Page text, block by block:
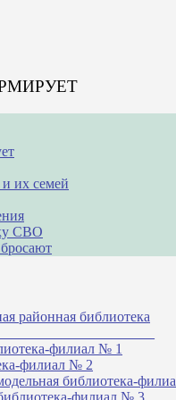
их семей
СВО
районная библиотека
филиал № 1
филиал № 2
библиотека-